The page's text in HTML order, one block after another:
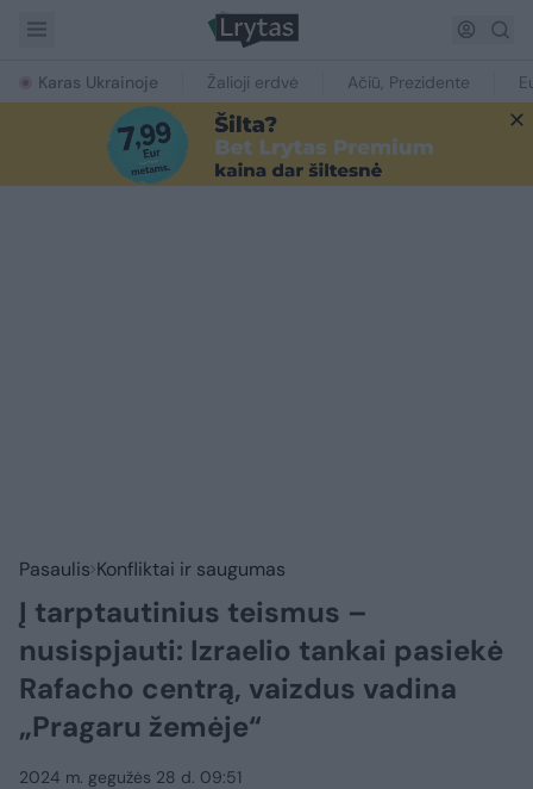
Karas Ukrainoje Žalioji erdvė Ačiū, Prezidente
Pasaulis Konfliktai ir saugumas
Į tarptautinius teismus –
nusispjauti: Izraelio tankai pasiekė
Rafacho centrą, vaizdus vadina
„Pragaru žemėje“
2024 m. gegužės 28 d. 09:51